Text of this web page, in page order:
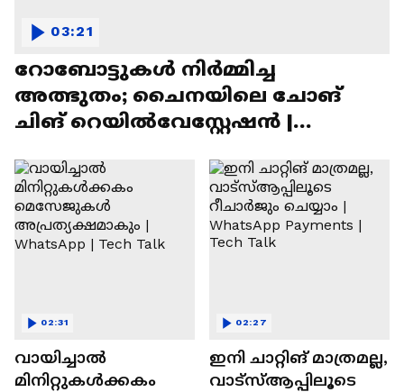
റോബോട്ടുകൾ നിർമ്മിച്ച
അത്ഭുതം; ചൈനയിലെ ചോങ്
ചിങ് റെയിൽവേസ്റ്റേഷൻ |
03:21
വായിച്ചാൽ
മിനിറ്റുകൾക്കകം
02:31
ഇനി ചാറ്റിങ് മാത്രമല്ല,
വാട്‌സ്‌ആപ്പിലൂടെ
02:27